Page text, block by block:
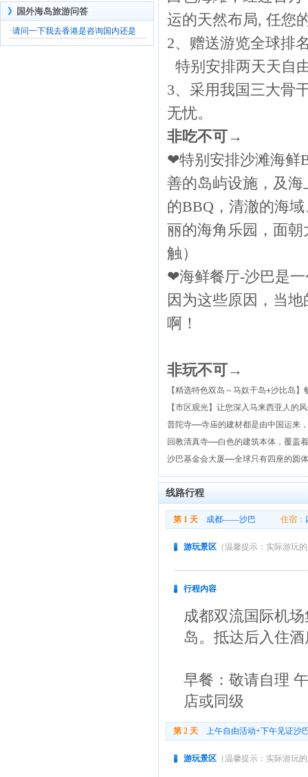
》 国外海岛旅游问答
·请问一下我去香港是咨询国内还是
运的天然布局, 任您
2、赠送游览全球排
特别安排两天天自
3、采用我国三大骨
无忧。
非吃不可→
❤特别安排沙滩海鲜
善的岛屿设施，及
的BBQ，清澈的海
丽的海角乐园，面
触）
❤海鲜餐厅-沙巴是
因为这些原因，当
啊！
非玩不可→
【精选特色双岛～马奴干岛+沙比岛】
【市区观光】让您深入马来西亚人的
普陀寺——寺庙的建材都是由中国运来
回教清真寺——白色的建筑本体，覆盖
沙巴基金会大厦——全球只有四座的圆
线路行程
第 1 天 成都——沙巴 住宿：
游玩景区 （温馨提示：实际游玩
行程内容
成都双流国际机
岛。抵达后入住
早餐：敬请自理
店或同级
第 2 天 上午自由活动+下午见证沙
游玩景区 （温馨提示：实际游玩